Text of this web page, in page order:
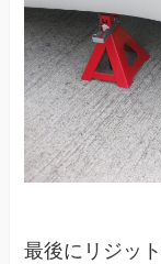
最後にリジッ